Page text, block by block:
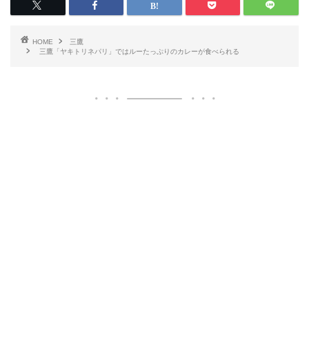
HOME
三鷹
三鷹「ヤキトリネパリ」ではルーたっぷりのカレーが食べられる